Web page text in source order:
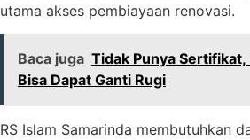
utama akses pembiayaan renovasi.
Baca juga Tidak Punya
Bisa Dapat Ganti Rugi
RS Islam Samarinda membutuhkan